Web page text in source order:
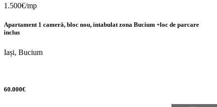
1.500€/mp
Apartament 1 cameră, bloc nou, intabulat zona Bucium +loc de parcare
inclus
Iași, Bucium
60.000€